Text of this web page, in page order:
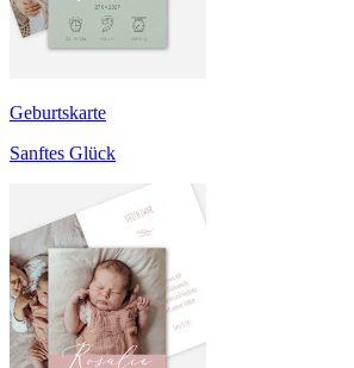
Geburtskarte
Sanftes Glück